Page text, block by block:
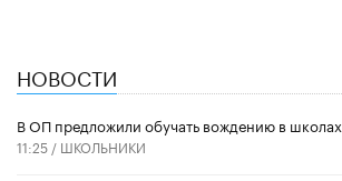
НОВОСТИ
В ОП предложили обучать вождению в школах
11:25 / ШКОЛЬНИКИ